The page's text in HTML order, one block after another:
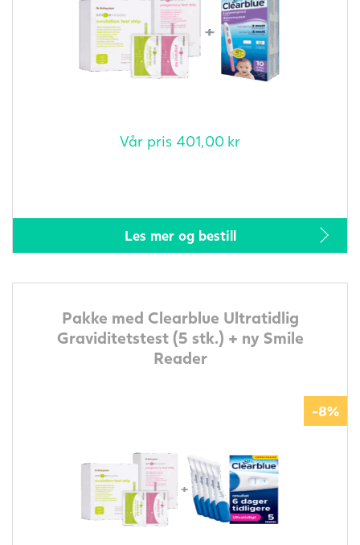
Vår pris 401,00 kr
Les mer og bestill
Pakke med Clearblue Ultratidlig
Graviditetstest (5 stk.) + ny Smile
Reader
-8%